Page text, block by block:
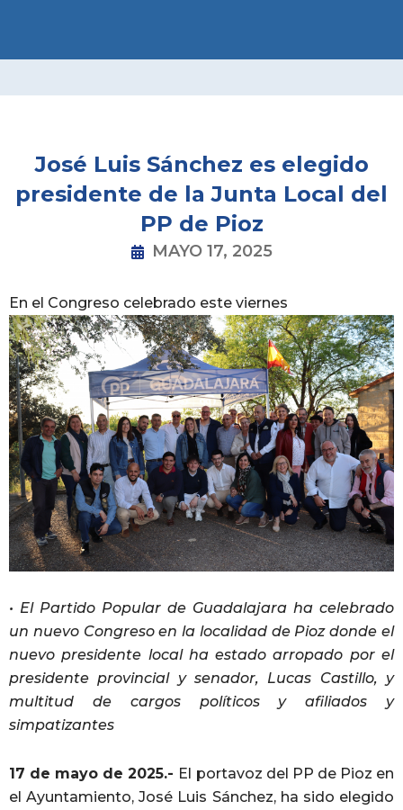
José Luis Sánchez es elegido
presidente de la Junta Local del
PP de Pioz
MAYO 17, 2025
En el Congreso celebrado este viernes
• El Partido Popular de Guadalajara ha celebrado
un nuevo Congreso en la localidad de Pioz donde el
nuevo presidente local ha estado arropado por el
presidente provincial y senador, Lucas Castillo, y
multitud de cargos políticos y afiliados y
simpatizantes
17 de mayo de 2025.- El portavoz del PP de Pioz en
el Ayuntamiento, José Luis Sánchez, ha sido elegido